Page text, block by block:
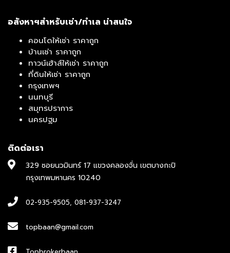
อสังหาฯสำหรับเช่า/ทำเล น่าสนใจ
คอนโดให้เช่า ราคาถูก
บ้านเช่า ราคาถูก
ทาวน์เฮ้าส์ให้เช่า ราคาถูก
ที่ดินให้เช่า ราคาถูก
กรุงเทพฯ
นนทบุรี
สมุทรปราการ
นครปฐม
ติดต่อเรา
329 ซอยนวมินทร์ 17 แขวงคลองจั่น เขตบางกะปิ
กรุงเทพมหานคร 10240
02-935-9505, 081-937-3247
topbaan@gmail.com